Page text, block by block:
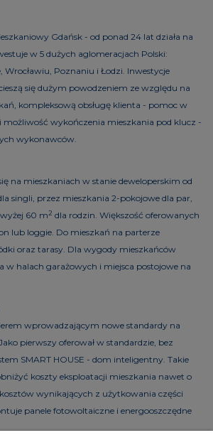
Gdańsk - od ponad 24 lat działa na
w 5 dużych aglomeracjach Polski:
Wrocławiu, Poznaniu i Łodzi. Inwestycje
się dużym powodzeniem ze względu na
kompleksową obsługę klienta - pomoc w
możliwość wykończenia mieszkania pod klucz -
wykonawców.
na mieszkaniach w stanie deweloperskim od
singli, przez mieszkania 2-pokojowe dla par,
60 m2 dla rodzin. Większość oferowanych
lub loggie. Do mieszkań na parterze
oraz tarasy. Dla wygody mieszkańców
w halach garażowych i miejsca postojowe na
wprowadzającym nowe standardy na
pierwszy oferował w standardzie, bez
SMART HOUSE - dom inteligentny. Takie
koszty eksploatacji mieszkania nawet o
wynikających z użytkowania części
panele fotowoltaiczne i energooszczędne